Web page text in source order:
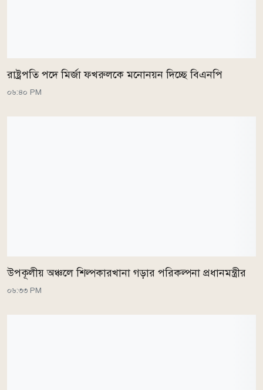
রাষ্ট্রপতি পদে মির্জা ফখরুলকে মনোনয়ন দিচ্ছে বিএনপি
০৬:৪০ PM
উপকূলীয় অঞ্চলে শিল্পকারখানা গড়ার পরিকল্পনা প্রধানমন্ত্রীর
০৬:৩৩ PM